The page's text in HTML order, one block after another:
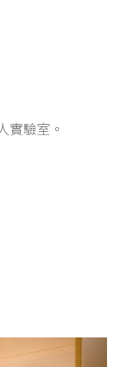
實驗室。